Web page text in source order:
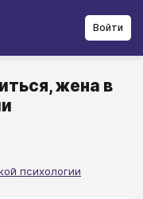
Войти
жена в
психологии